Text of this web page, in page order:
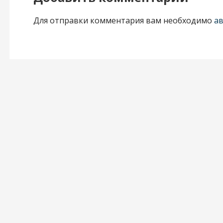
Для отправки комментария вам необходимо